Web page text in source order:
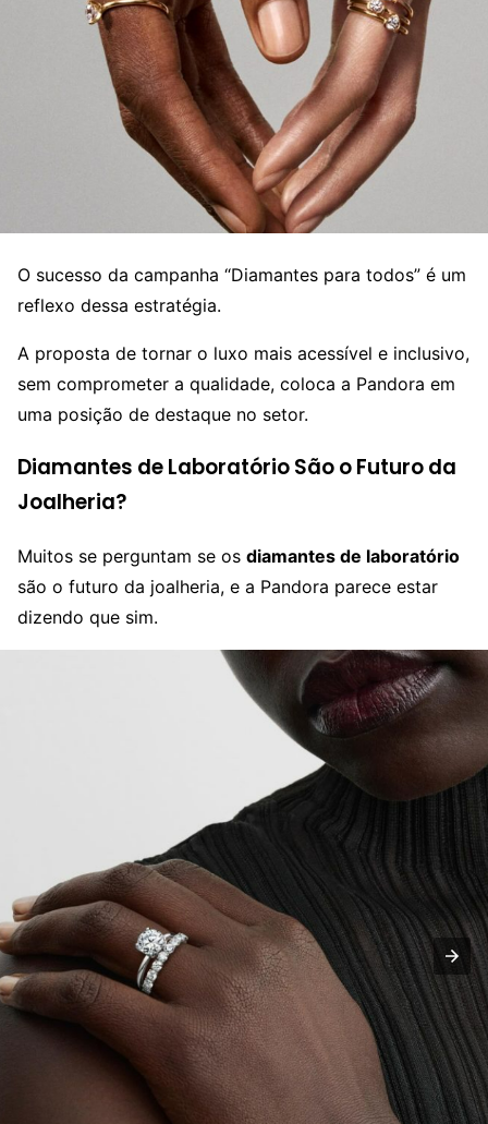
O sucesso da campanha “Diamantes para todos” é um
reflexo dessa estratégia.
A proposta de tornar o luxo mais acessível e inclusivo,
sem comprometer a qualidade, coloca a Pandora em
uma posição de destaque no setor.
Diamantes de Laboratório São o Futuro da
Joalheria?
Muitos se perguntam se os diamantes de laboratório
são o futuro da joalheria, e a Pandora parece estar
dizendo que sim.